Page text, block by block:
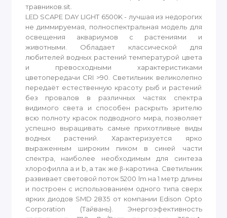
травников.sit.
LED SCAPE DAY LIGHT 6500K - лучшая из недорогих
не диммируемая, полноспектральная модель для
освещения аквариумов с растениями и
животными. Обладает классической для
любителей водных растений температурой цвета
и превосходными характеристиками
цветопередачи CRI >90. Светильник великолепно
передаёт естественную красоту рыб и растений
без провалов в различных частях спектра
видимого света и способен раскрыть зрителю
всю полноту красок подводного мира, позволяет
успешно выращивать самые прихотливые виды
водных растений. Характеризуется ярко
выраженным широким пиком в синей части
спектра, наиболее необходимым для синтеза
хлорофилла a и b, а так же β-каротина. Светильник
развивает световой поток 5200 lm на 1 метр длины
и построен с использованием одного типа сверх
ярких диодов SMD 2835 от компании Edison Opto
Corporation (Тайвань). Энергоэфективность